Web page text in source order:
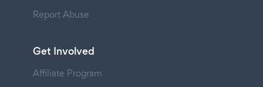
Report Abuse
Get Involved
Affiliate Program